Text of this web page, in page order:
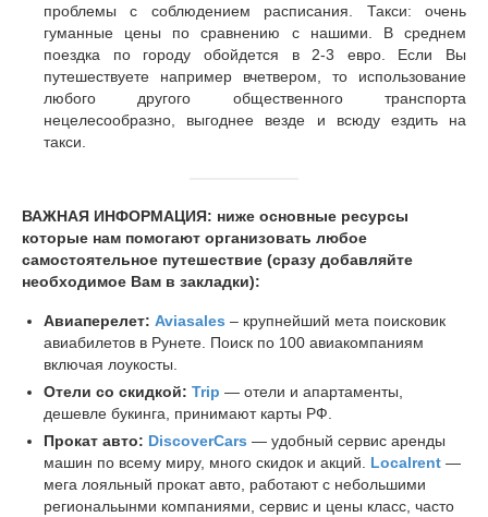
проблемы с соблюдением расписания. Такси: очень
гуманные цены по сравнению с нашими. В среднем
поездка по городу обойдется в 2-3 евро. Если Вы
путешествуете например вчетвером, то использование
любого другого общественного транспорта
нецелесообразно, выгоднее везде и всюду ездить на
такси.
ВАЖНАЯ ИНФОРМАЦИЯ: ниже основные ресурсы
которые нам помогают организовать любое
самостоятельное путешествие (сразу добавляйте
необходимое Вам в закладки):
Авиаперелет: Aviasales – крупнейший мета поисковик
авиабилетов в Рунете. Поиск по 100 авиакомпаниям
включая лоукосты.
Отели со скидкой: Trip — отели и апартаменты,
дешевле букинга, принимают карты РФ.
Прокат авто: DiscoverCars — удобный сервис аренды
машин по всему миру, много скидок и акций. Localrent —
мега лояльный прокат авто, работают с небольшими
региональынми компаниями, сервис и цены класс, часто